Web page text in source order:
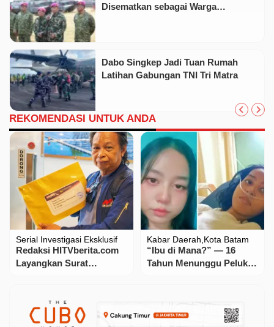
Disematkan sebagai Warga
Dabo Singkep Jadi Tuan Rumah
Latihan Gabungan TNI Tri Matra
REKOMENDASI UNTUK ANDA
Serial Investigasi Eksklusif
Redaksi HITVberita.com
Layangkan Surat
Angkutan Batubara di
Barito Timur
Kabar Daerah Kota Batam
“Ibu di Mana?” — 16
Tahun Menunggu Pelukan